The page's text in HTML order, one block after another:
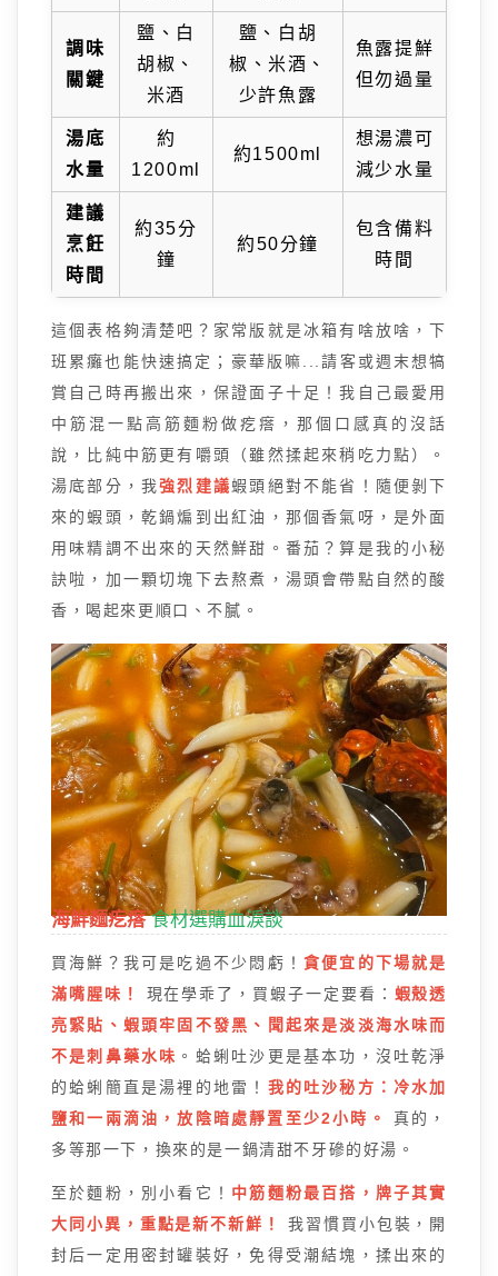
調味
關鍵
鹽、白
胡椒、
米酒
鹽、白胡
椒、米酒、
少許魚露
魚露提鮮
但勿過量
湯底
水量
約
1200ml
約1500ml
想湯濃可
減少水量
建議
烹飪
時間
約35分
鐘
約50分鐘
包含備料
時間
這個表格夠清楚吧？家常版就是冰箱有啥放啥，下
班累癱也能快速搞定；豪華版嘛...請客或週末想犒
賞自己時再搬出來，保證面子十足！我自己最愛用
中筋混一點高筋麵粉做疙瘩，那個口感真的沒話
說，比純中筋更有嚼頭（雖然揉起來稍吃力點）。
湯底部分，我強烈建議蝦頭絕對不能省！隨便剝下
來的蝦頭，乾鍋煸到出紅油，那個香氣呀，是外面
用味精調不出來的天然鮮甜。番茄？算是我的小秘
訣啦，加一顆切塊下去熬煮，湯頭會帶點自然的酸
香，喝起來更順口、不膩。
海鮮麵疙瘩食材選購血淚談
買海鮮？我可是吃過不少悶虧！ 貪便宜的下場就是
滿嘴腥味！
現在學乖了，買蝦子一定要看： 蝦殼透
亮緊貼、蝦頭牢固不發黑、聞起來是淡淡海水味而
不是刺鼻藥水味 。蛤蜊吐沙更是基本功，沒吐乾淨
的蛤蜊簡直是湯裡的地雷！ 我的吐沙秘方：冷水加
鹽和一兩滴油，放陰暗處靜置至少2小時。
真的，
多等那一下，換來的是一鍋清甜不牙磣的好湯。
至於麵粉，別小看它！ 中筋麵粉最百搭，牌子其實
大同小異，重點是新不新鮮！
我習慣買小包裝，開
封后一定用密封罐裝好，免得受潮結塊，揉出來的